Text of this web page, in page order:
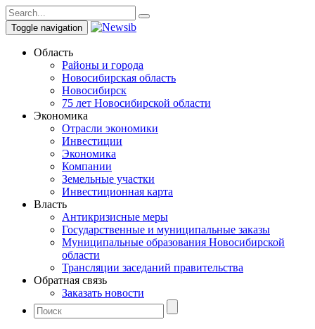
Toggle navigation
Область
Районы и города
Новосибирская область
Новосибирск
75 лет Новосибирской области
Экономика
Отрасли экономики
Инвестиции
Экономика
Компании
Земельные участки
Инвестиционная карта
Власть
Антикризисные меры
Государственные и муниципальные заказы
Муниципальные образования Новосибирской
области
Трансляции заседаний правительства
Обратная связь
Заказать новости